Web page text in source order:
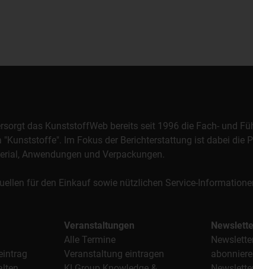
das KunststoffWeb bereits seit 1996 die Fach- und
Im Fokus der Berichterstattung ist dabei die
Anwendungen und Verpackungen.
für den Einkauf sowie nützlichen Service-
Veranstaltungen
Alle Termine
Veranstaltung eintragen